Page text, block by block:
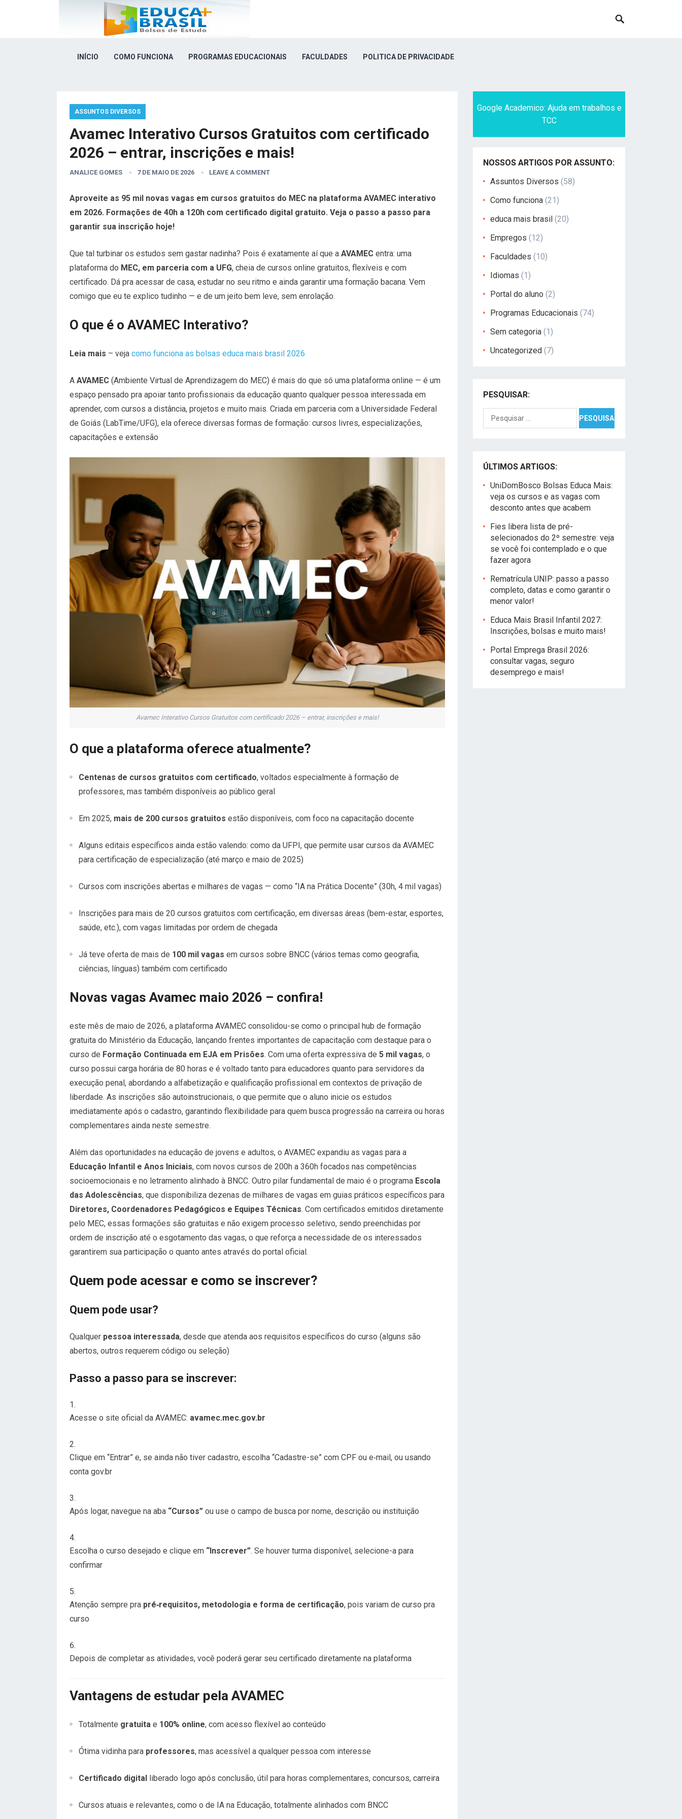
INÍCIO COMO FUNCIONA PROGRAMAS EDUCACIONAIS FACULDADES POLITICA DE PRIVACIDADE
ASSUNTOS DIVERSOS
Avamec Interativo Cursos Gratuitos com certificado
2026 – entrar, inscrições e mais!
ANALICE GOMES 7 DE MAIO DE 2026 LEAVE A COMMENT
Aproveite as 95 mil novas vagas em cursos gratuitos do MEC na plataforma AVAMEC interativo
em 2026. Formações de 40h a 120h com certificado digital gratuito. Veja o passo a passo para
garantir sua inscrição hoje!
Que tal turbinar os estudos sem gastar nadinha? Pois é exatamente aí que a AVAMEC entra: uma
plataforma do MEC, em parceria com a UFG, cheia de cursos online gratuitos, flexíveis e com
certificado. Dá pra acessar de casa, estudar no seu ritmo e ainda garantir uma formação bacana. Vem
comigo que eu te explico tudinho — e de um jeito bem leve, sem enrolação.
O que é o AVAMEC Interativo?
Leia mais – veja como funciona as bolsas educa mais brasil 2026
A AVAMEC (Ambiente Virtual de Aprendizagem do MEC) é mais do que só uma plataforma online — é um
espaço pensado pra apoiar tanto profissionais da educação quanto qualquer pessoa interessada em
aprender, com cursos a distância, projetos e muito mais. Criada em parceria com a Universidade Federal
de Goiás (LabTime/UFG), ela oferece diversas formas de formação: cursos livres, especializações,
capacitações e extensão
Avamec Interativo Cursos Gratuitos com certificado 2026 – entrar, inscrições e mais!
O que a plataforma oferece atualmente?
Centenas de cursos gratuitos com certificado, voltados especialmente à formação de
professores, mas também disponíveis ao público geral
Em 2025, mais de 200 cursos gratuitos estão disponíveis, com foco na capacitação docente
Alguns editais específicos ainda estão valendo: como da UFPI, que permite usar cursos da AVAMEC
para certificação de especialização (até março e maio de 2025)
Cursos com inscrições abertas e milhares de vagas — como “IA na Prática Docente” (30h, 4 mil vagas)
Inscrições para mais de 20 cursos gratuitos com certificação, em diversas áreas (bem-estar, esportes,
saúde, etc.), com vagas limitadas por ordem de chegada
Já teve oferta de mais de 100 mil vagas em cursos sobre BNCC (vários temas como geografia,
ciências, línguas) também com certificado
Novas vagas Avamec maio 2026 – confira!
este mês de maio de 2026, a plataforma AVAMEC consolidou-se como o principal hub de formação
gratuita do Ministério da Educação, lançando frentes importantes de capacitação com destaque para o
curso de Formação Continuada em EJA em Prisões. Com uma oferta expressiva de 5 mil vagas, o
curso possui carga horária de 80 horas e é voltado tanto para educadores quanto para servidores da
execução penal, abordando a alfabetização e qualificação profissional em contextos de privação de
liberdade. As inscrições são autoinstrucionais, o que permite que o aluno inicie os estudos
imediatamente após o cadastro, garantindo flexibilidade para quem busca progressão na carreira ou horas
complementares ainda neste semestre.
Além das oportunidades na educação de jovens e adultos, o AVAMEC expandiu as vagas para a
Educação Infantil e Anos Iniciais, com novos cursos de 200h a 360h focados nas competências
socioemocionais e no letramento alinhado à BNCC. Outro pilar fundamental de maio é o programa Escola
das Adolescências, que disponibiliza dezenas de milhares de vagas em guias práticos específicos para
Diretores, Coordenadores Pedagógicos e Equipes Técnicas. Com certificados emitidos diretamente
pelo MEC, essas formações são gratuitas e não exigem processo seletivo, sendo preenchidas por
ordem de inscrição até o esgotamento das vagas, o que reforça a necessidade de os interessados
garantirem sua participação o quanto antes através do portal oficial.
Quem pode acessar e como se inscrever?
Quem pode usar?
Qualquer pessoa interessada, desde que atenda aos requisitos específicos do curso (alguns são
abertos, outros requerem código ou seleção)
Passo a passo para se inscrever:
Acesse o site oficial da AVAMEC: avamec.mec.gov.br
Clique em “Entrar” e, se ainda não tiver cadastro, escolha “Cadastre-se” com CPF ou e‑mail, ou usando
conta gov.br
Após logar, navegue na aba “Cursos” ou use o campo de busca por nome, descrição ou instituição
Escolha o curso desejado e clique em “Inscrever”. Se houver turma disponível, selecione-a para
confirmar
Atenção sempre pra pré‑requisitos, metodologia e forma de certificação, pois variam de curso pra
curso
Depois de completar as atividades, você poderá gerar seu certificado diretamente na plataforma
Vantagens de estudar pela AVAMEC
Totalmente gratuita e 100% online, com acesso flexível ao conteúdo
Ótima vidinha para professores, mas acessível a qualquer pessoa com interesse
Certificado digital liberado logo após conclusão, útil para horas complementares, concursos, carreira
Cursos atuais e relevantes, como o de IA na Educação, totalmente alinhados com BNCC
Google Academico: Ajuda em trabalhos e
TCC
NOSSOS ARTIGOS POR ASSUNTO:
Assuntos Diversos (58)
Como funciona (21)
educa mais brasil (20)
Empregos (12)
Faculdades (10)
Idiomas (1)
Portal do aluno (2)
Programas Educacionais (74)
Sem categoria (1)
Uncategorized (7)
PESQUISAR:
Pesquisar
por:
ÚLTIMOS ARTIGOS:
UniDomBosco Bolsas Educa Mais:
veja os cursos e as vagas com
desconto antes que acabem
Fies libera lista de pré-
selecionados do 2º semestre: veja
se você foi contemplado e o que
fazer agora
Rematrícula UNIP: passo a passo
completo, datas e como garantir o
menor valor!
Educa Mais Brasil Infantil 2027:
Inscrições, bolsas e muito mais!
Portal Emprega Brasil 2026:
consultar vagas, seguro
desemprego e mais!